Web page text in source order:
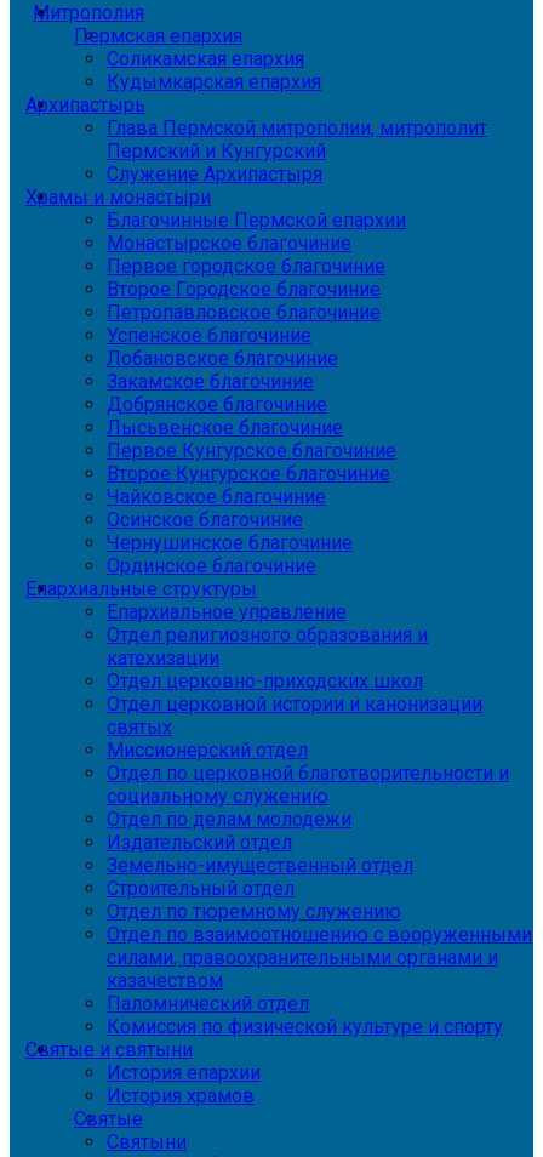
Митрополия
Пермская епархия
Соликамская епархия
Кудымкарская епархия
Архипастырь
Глава Пермской митрополии, митрополит
Пермский и Кунгурский
Служение Архипастыря
Храмы и монастыри
Благочинные Пермской епархии
Монастырское благочиние
Первое городское благочиние
Второе Городское благочиние
Петропавловское благочиние
Успенское благочиние
Лобановское благочиние
Закамское благочиние
Добрянское благочиние
Лысьвенское благочиние
Первое Кунгурское благочиние
Второе Кунгурское благочиние
Чайковское благочиние
Осинское благочиние
Чернушинское благочиние
Ординское благочиние
Епархиальные структуры
Епархиальное управление
Отдел религиозного образования и
катехизации
Отдел церковно-приходских школ
Отдел церковной истории и канонизации
святых
Миссионерский отдел
Отдел по церковной благотворительности и
социальному служению
Отдел по делам молодежи
Издательский отдел
Земельно-имущественный отдел
Строительный отдел
Отдел по тюремному служению
Отдел по взаимоотношению с вооруженными
силами, правоохранительными органами и
казачеством
Паломнический отдел
Комиссия по физической культуре и спорту
Святые и святыни
История епархии
История храмов
Святые
Святыни